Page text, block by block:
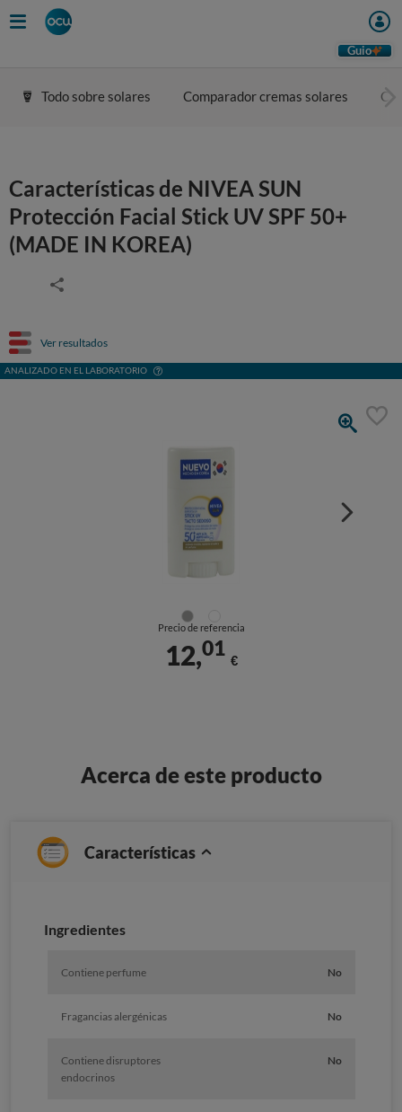
Guio
Todo sobre solares Comparador cremas solares
Características de NIVEA SUN
Protección Facial Stick UV SPF 50+
(MADE IN KOREA)
Ver resultados
ANALIZADO EN EL LABORATORIO
Precio de referencia
12,01
€
Acerca de este producto
Características
Ingredientes
Contiene perfume No
Fragancias alergénicas No
Contiene disruptores
endocrinos
No